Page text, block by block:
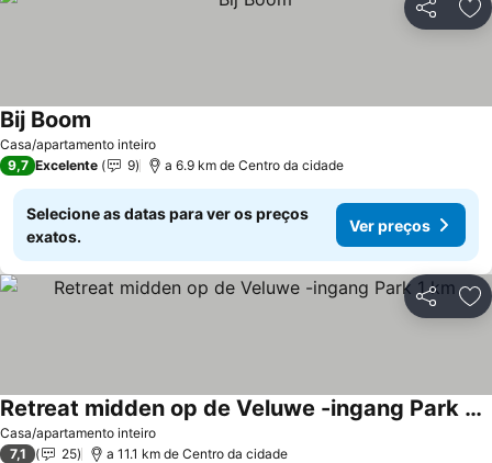
Partilhar
Casa/apartamento inteiro
Bij Boom
9,7 Excelente 9 a 6.9 km de Centro da cidade
Selecione as datas para ver os preços
exatos.
Ver preços
Partilhar
Casa/apartamento inteiro
Retreat midden op de Veluwe -ingang Park 1 km
7,1 25 a 11.1 km de Centro da cidade